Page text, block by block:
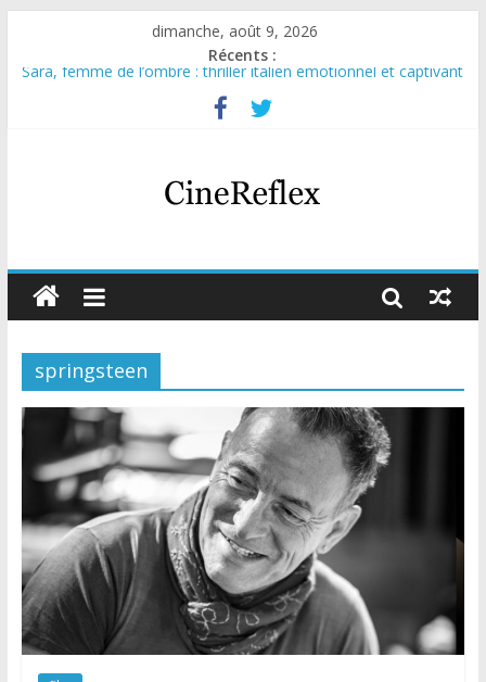
dimanche, août 9, 2026
Récents :
Sara, femme de l’ombre : thriller italien émotionnel et captivant
Journal d’une fille larguée : nouvelle série suédoise sur Netflix
Aema : mini-série sur le tournage d’un film érotique devenu
Glass Heart : excellente série musicale avec Takeru Satō
Olympo, saison 1 : nouvelle série qui séduira les fans de
springsteen